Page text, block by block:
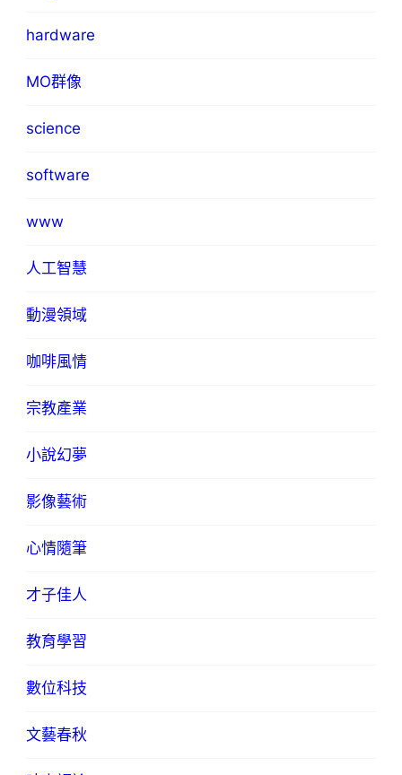
hardware
MO群像
science
software
www
人工智慧
動漫領域
咖啡風情
宗教產業
小說幻夢
影像藝術
心情隨筆
才子佳人
教育學習
數位科技
文藝春秋